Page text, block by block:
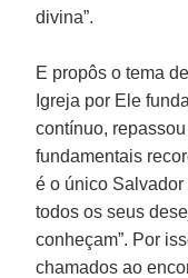
divina”.
E propôs o tema
Igreja por Ele
contínuo,
fundamentais
é o único
todos os seus
conheçam”. Por
chamados ao